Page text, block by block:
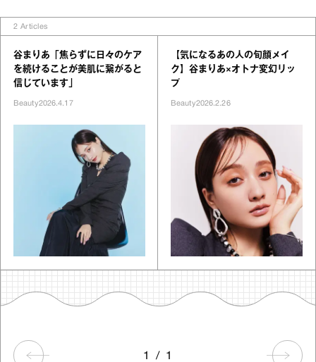
2 Articles
谷まりあ「焦らずに日々のケア
を続けることが美肌に繋がると
信じています」
Beauty2026.4.17
【気になるあの人の旬顔メイ
ク】谷まりあ×オトナ変幻リッ
プ
Beauty2026.2.26
1 / 1